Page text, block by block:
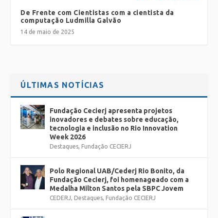
De Frente com Cientistas com a cientista da
computação Ludmilla Galvão
14 de maio de 2025
ÚLTIMAS NOTÍCIAS
Fundação Cecierj apresenta projetos
inovadores e debates sobre educação,
tecnologia e inclusão no Rio Innovation
Week 2026
Destaques, Fundação CECIERJ
Polo Regional UAB/Cederj Rio Bonito, da
Fundação Cecierj, foi homenageado com a
Medalha Milton Santos pela SBPC Jovem
CEDERJ, Destaques, Fundação CECIERJ